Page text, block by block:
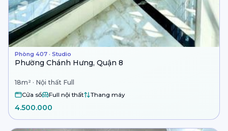
Phòng 407 · Studio
Phường Chánh Hưng, Quận 8
18m² · Nội thất Full
Cửa sổ Full nội thất Thang máy
4.500.000